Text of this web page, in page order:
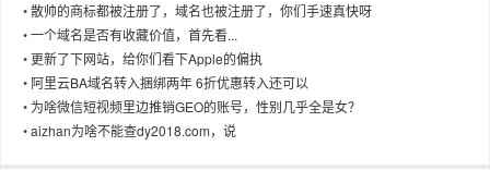
•散帅的商标都被注册了，域名也被注册了，你们手速真快呀
•一个域名是否有收藏价值，首先看...
•更新了下网站，给你们看下Apple的偏执
• 阿里云BA域名转入捆绑两年 6折优惠转入还可以
• 为啥微信短视频里边推销GEO的账号，性别几乎全是女？
•aizhan为啥不能查dy2018.com，说